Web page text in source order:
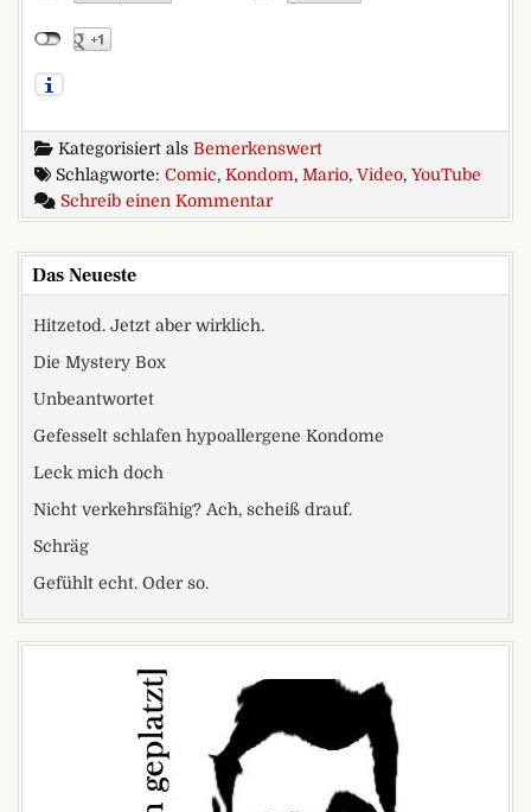
Kategorisiert als Bemerkenswert
Schlagworte: Comic, Kondom, Mario, Video, YouTube
Schreib einen Kommentarzu Game On (Have Fun, Stay
Das Neueste
Hitzetod. Jetzt aber wirklich.
Die Mystery Box
Unbeantwortet
Gefesselt schlafen hypoallergene Kondome
Leck mich doch
Nicht verkehrsfähig? Ach, scheiß drauf.
Schräg
Gefühlt echt. Oder so.